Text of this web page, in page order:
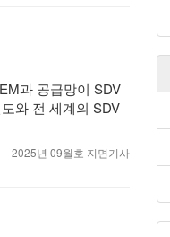
과 공급망이 SDV
와 전 세계의 SDV
2025년 09월호 지면기사